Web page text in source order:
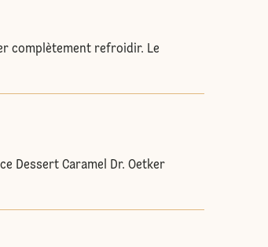
complètement refroidir. Le
Dessert Caramel Dr. Oetker